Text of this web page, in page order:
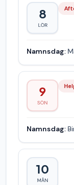
8
LÖR
Namnsdag:
9
SÖN
Namnsdag:
10
MÅN